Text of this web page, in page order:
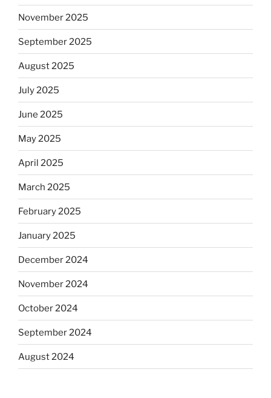
November 2025
September 2025
August 2025
July 2025
June 2025
May 2025
April 2025
March 2025
February 2025
January 2025
December 2024
November 2024
October 2024
September 2024
August 2024